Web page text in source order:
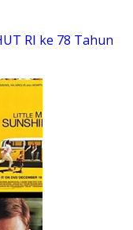
RI ke 78 Tahun